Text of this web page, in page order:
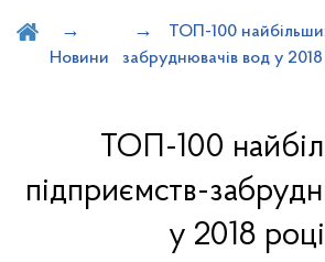
Новини
ТОП-100
забруднювачів вод у 2018
ТОП-100
підприємств-
у 2018 році